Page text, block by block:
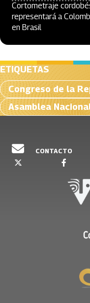
Cortometraje
representará a
en Brasil
ETIQUETAS
Congreso de la
Asamblea
CONTACTO